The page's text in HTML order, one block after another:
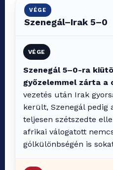
VÉGE
Szenegál–Irak 5–0
VÉGE
Szenegál 5–0-ra
győzelemmel zárta a
vezetés után Irak
került, Szenegál pedig
teljesen szétszedte
afrikai válogatott
gólkülönbségén is